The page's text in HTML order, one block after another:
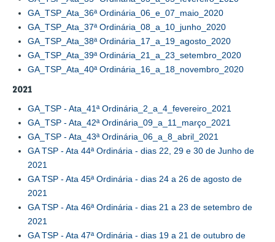
GA_TSP_Ata_36ª Ordinária_06_e_07_maio_2020
GA_TSP_Ata_37ª Ordinária_08_a_10_junho_2020
GA_TSP_Ata_38ª Ordinária_17_a_19_agosto_2020
GA_TSP_Ata_39ª Ordinária_21_a_23_setembro_2020
GA_TSP_Ata_40ª Ordinária_16_a_18_novembro_2020
2021
GA_TSP - Ata_41ª Ordinária_2_a_4_fevereiro_2021
GA_TSP - Ata_42ª Ordinária_09_a_11_março_2021
GA_TSP - Ata_43ª Ordinária_06_a_8_abril_2021
GA TSP - Ata 44ª Ordinária - dias 22, 29 e 30 de Junho de
2021
GA TSP - Ata 45ª Ordinária - dias 24 a 26 de agosto de
2021
GA TSP - Ata 46ª Ordinária - dias 21 a 23 de setembro de
2021
GA TSP - Ata 47ª Ordinária - dias 19 a 21 de outubro de